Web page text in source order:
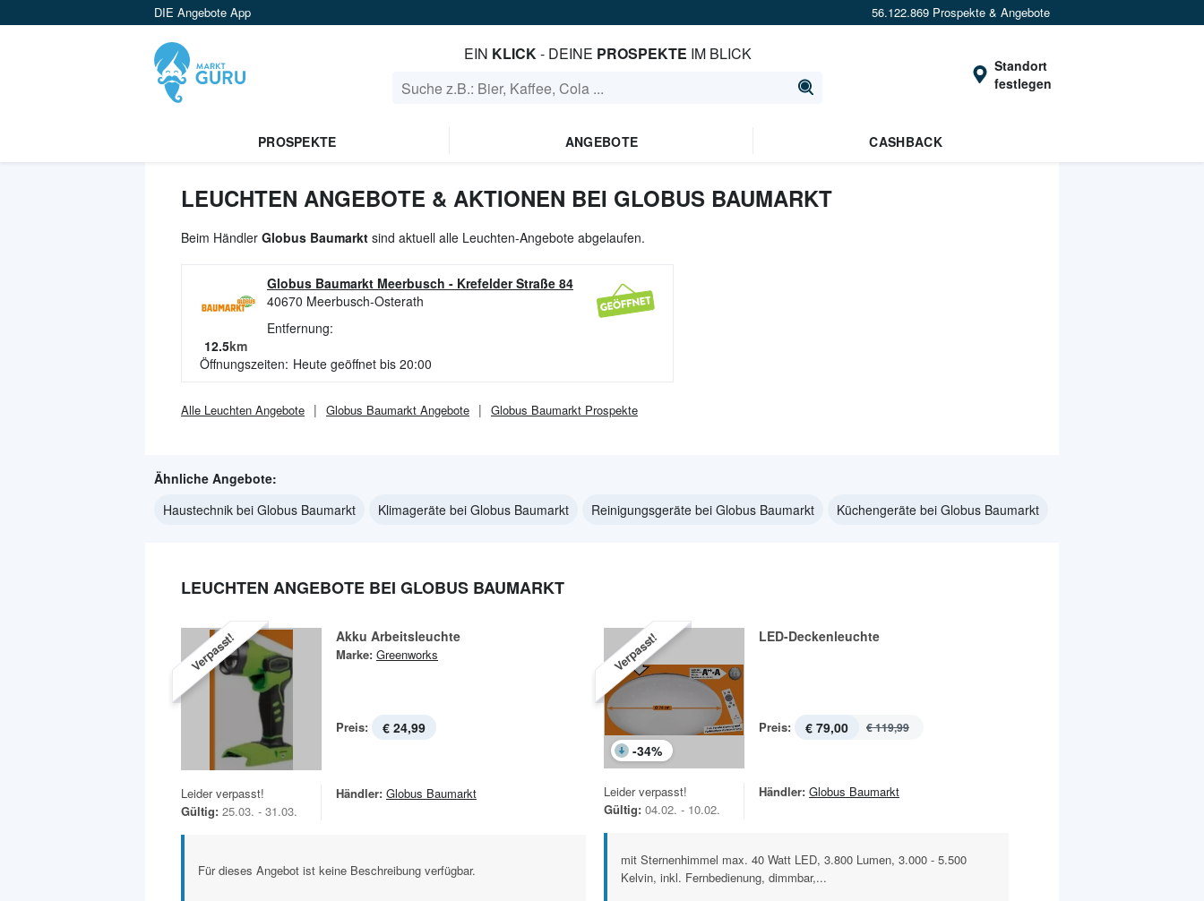
DIE Angebote App 56.122.869 Prospekte & Angebote
EIN KLICK- DEINE PROSPEKTE IM BLICK
Standort
festlegen
PROSPEKTE ANGEBOTE CASHBACK
LEUCHTEN ANGEBOTE & AKTIONEN BEI GLOBUS BAUMARKT
Beim Händler Globus Baumarkt sind aktuell alle Leuchten-Angebote abgelaufen.
Globus Baumarkt Meerbusch - Krefelder Straße 84
40670 Meerbusch-Osterath
Entfernung:
12.5km
Öffnungszeiten: Heute geöffnet bis 20:00
Alle Leuchten Angebote Globus Baumarkt Angebote Globus Baumarkt Prospekte
Ähnliche Angebote:
Haustechnik bei Globus Baumarkt
Klimageräte bei Globus Baumarkt Reinigungsgeräte bei Globus Baumarkt Küchengeräte bei Globus Baumarkt
LEUCHTEN ANGEBOTE BEI GLOBUS BAUMARKT
Verpasst! Akku Arbeitsleuchte
Marke: Greenworks
Preis: € 24,99
Leider verpasst!
Gültig: 25.03. - 31.03.
Händler: Globus Baumarkt
Für dieses Angebot ist keine Beschreibung verfügbar.
Verpasst!
-34%
LED-Deckenleuchte
Preis: € 79,00 € 119,99
Leider verpasst!
Gültig: 04.02. - 10.02.
Händler: Globus Baumarkt
mit Sternenhimmel max. 40 Watt LED, 3.800 Lumen, 3.000 - 5.500
Kelvin, inkl. Fernbedienung, dimmbar,...